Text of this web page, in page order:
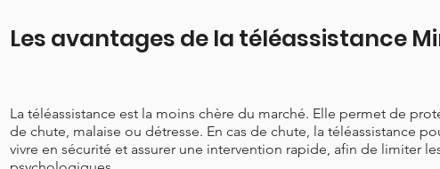
Les avantages de la téléassistance
La téléassistance est la moins chère du marché. Elle permet de
de chute, malaise ou détresse. En cas de chute, la téléassistance
vivre en sécurité et assurer une intervention rapide, afin de limiter